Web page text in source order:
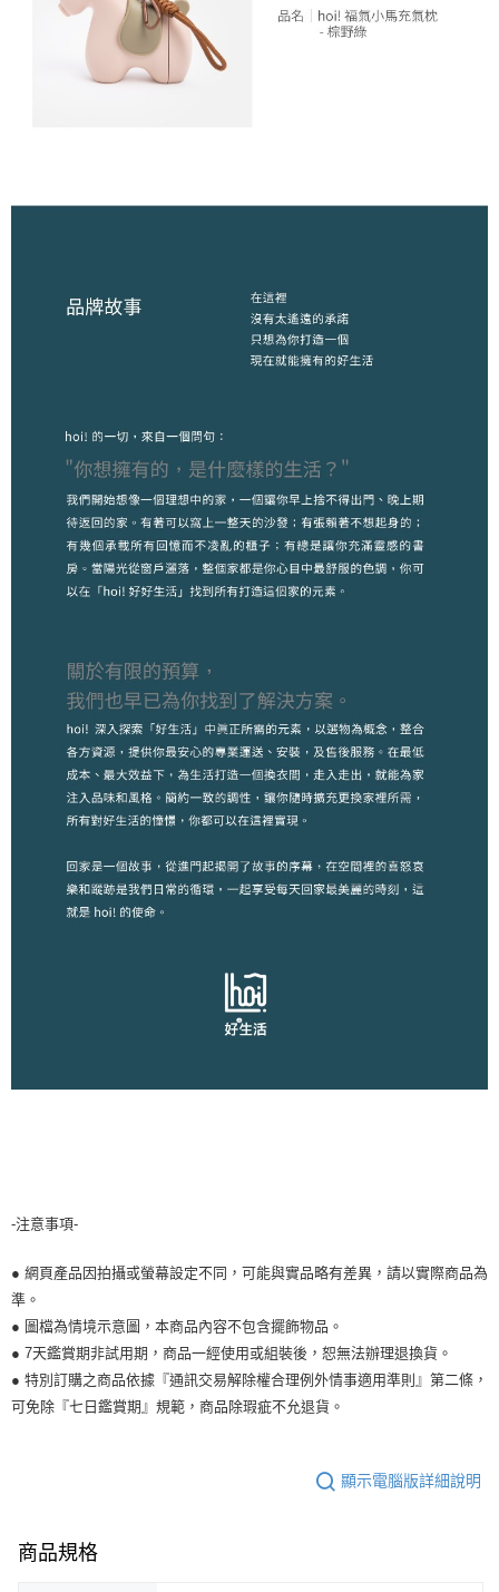
-注意事項-
● 網頁產品因拍攝或螢幕設定不同，可能與實品略有差異，請以實際商品為
準。
● 圖檔為情境示意圖，本商品內容不包含擺飾物品。
● 7天鑑賞期非試用期，商品一經使用或組裝後，恕無法辦理退換貨。
● 特別訂購之商品依據『通訊交易解除權合理例外情事適用準則』第二條，
可免除『七日鑑賞期』規範，商品除瑕疵不允退貨。
顯示電腦版詳細說明
商品規格